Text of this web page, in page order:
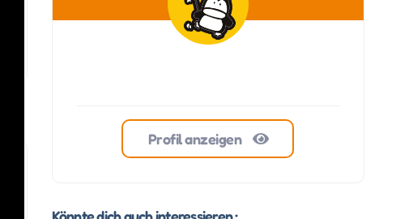
Profil anzeigen
Könnte dich auch interessieren :